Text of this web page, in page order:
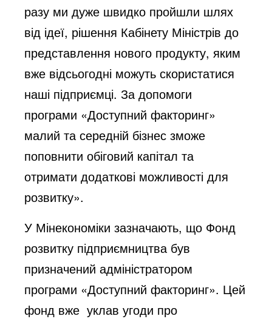
разу ми дуже швидко пройшли шлях
від ідеї, рішення Кабінету Міністрів до
представлення нового продукту, яким
вже відсьогодні можуть скористатися
наші підприємці. За допомоги
програми «Доступний факторинг»
малий та середній бізнес зможе
поповнити обіговий капітал та
отримати додаткові можливості для
розвитку».
У Мінекономіки зазначають, що Фонд
розвитку підприємництва був
призначений адміністратором
програми «Доступний факторинг». Цей
фонд вже уклав угоди про